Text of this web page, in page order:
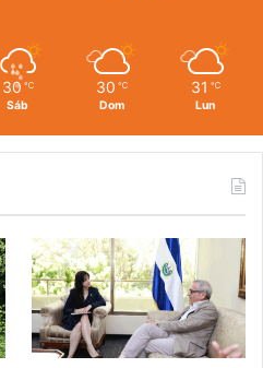
30 ℃
Sáb
30 ℃
Dom
31 ℃
Lun